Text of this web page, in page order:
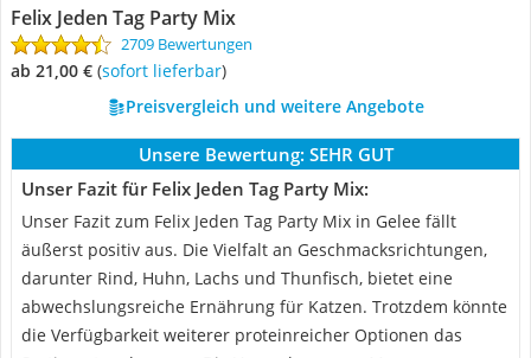
Felix Jeden Tag Party Mix
2709 Bewertungen
ab 21,00 € ( Sofort lieferbar)
Preisvergleich und weitere Angebote
Unsere Bewertung: SEHR GUT
Unser Fazit für Felix Jeden Tag Party Mix:
Unser Fazit zum Felix Jeden Tag Party Mix in Gelee fällt
äußerst positiv aus. Die Vielfalt an Geschmacksrichtungen,
darunter Rind, Huhn, Lachs und Thunfisch, bietet eine
abwechslungsreiche Ernährung für Katzen. Trotzdem könnte
die Verfügbarkeit weiterer proteinreicher Optionen das